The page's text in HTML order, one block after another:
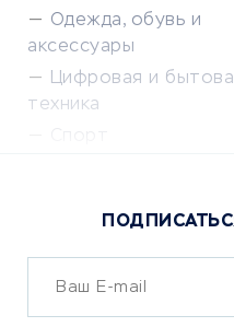
Одежда, обувь и
аксессуары
Цифровая и
техника
Сервисы доставки
ОБУЧЕНИЕ И РАБОТА